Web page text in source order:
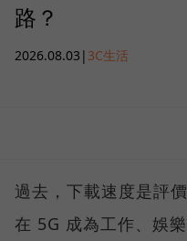
路？
2026.08.03 | 3C生活
過去，下載速度是評
在 5G 成為工作、娛